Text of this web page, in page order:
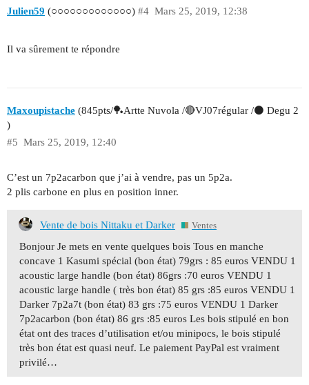
Julien59 (○○○○○○○○○○○○○) Mars 25, 2019, 12:38
#4
Il va sûrement te répondre
Maxoupistache (845pts/🏓Artte Nuvola /🔴VJ07régular /⚫ Degu 2
)
Mars 25, 2019, 12:40
#5
C’est un 7p2acarbon que j’ai à vendre, pas un 5p2a.
2 plis carbone en plus en position inner.
Vente de bois Nittaku et Darker Ventes
Bonjour Je mets en vente quelques bois Tous en manche
concave 1 Kasumi spécial (bon état) 79grs : 85 euros VENDU 1
acoustic large handle (bon état) 86grs :70 euros VENDU 1
acoustic large handle ( très bon état) 85 grs :85 euros VENDU 1
Darker 7p2a7t (bon état) 83 grs :75 euros VENDU 1 Darker
7p2acarbon (bon état) 86 grs :85 euros Les bois stipulé en bon
état ont des traces d’utilisation et/ou minipocs, le bois stipulé
très bon état est quasi neuf. Le paiement PayPal est vraiment
privilé…